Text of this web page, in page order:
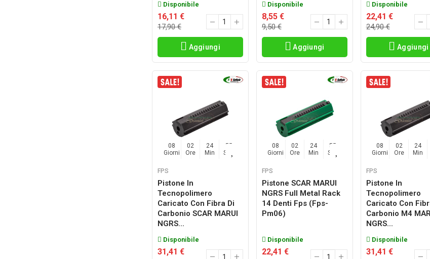
Disponibile
16,11 €
17,90 €
Aggiungi
Disponibile
8,55 €
9,50 €
Aggiungi
Disponibile
22,41 €
24,90 €
Aggiungi
08
Giorni
02
Ore
24
Min
54
Sec
FPS
Pistone In
Tecnopolimero
Caricato Con Fibra Di
Carbonio SCAR MARUI
NGRS...
Disponibile
31,41 €
08
Giorni
02
Ore
24
Min
54
Sec
FPS
Pistone SCAR MARUI
NGRS Full Metal Rack
14 Denti Fps (fps-
Pm06)
Disponibile
22,41 €
08
Giorni
02
Ore
24
Min
FPS
Pistone In
Tecnopolimero
Caricato Con
Carbonio M4
NGRS...
Disponibile
31,41 €